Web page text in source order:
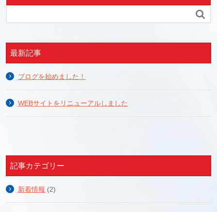

最新記事
ブログを始めました！
WEBサイトをリニューアルしました
記事カテゴリー
新着情報 (2)